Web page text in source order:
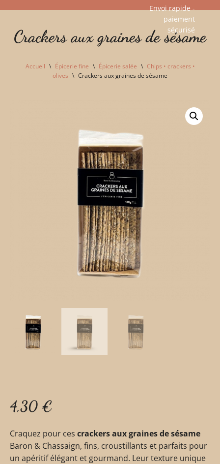
au
Envoi rapide -
paiement
sécurisé​
Crackers aux graines de sésame
Accueil \ Épicerie fine \ Épicerie salée \ Chips • crackers •
olives \ Crackers aux graines de sésame
4,30 €
Craquez pour ces crackers aux graines de sésame
Baron & Chassaign, fins, croustillants et parfaits pour
un apéritif élégant et gourmand. Leur texture unique